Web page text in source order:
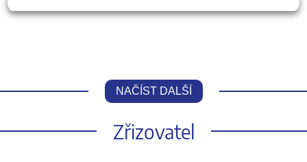
NAČÍST DALŠÍ
Zřizovatel